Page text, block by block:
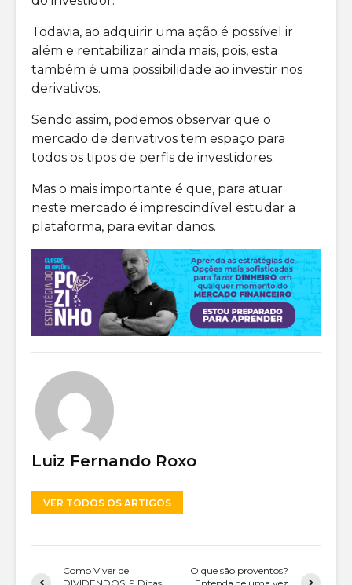
Todavia, ao adquirir uma ação é possível ir
além e rentabilizar ainda mais, pois, esta
também é uma possibilidade ao investir nos
derivativos.
Sendo assim, podemos observar que o
mercado de derivativos tem espaço para
todos os tipos de perfis de investidores.
Mas o mais importante é que, para atuar
neste mercado é imprescindível estudar a
plataforma, para evitar danos.
Luiz Fernando Roxo
VER TODOS OS ARTIGOS
Como Viver de
O que são proventos?